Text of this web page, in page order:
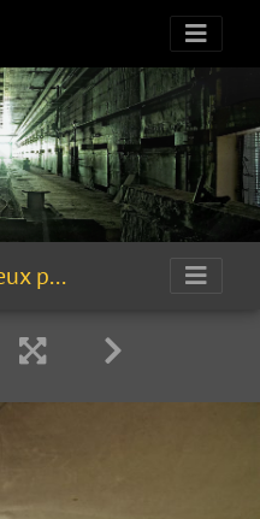
32 - Entre deux portes